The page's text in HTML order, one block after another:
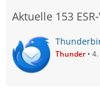
Aktuelle 153
Thunder 4.